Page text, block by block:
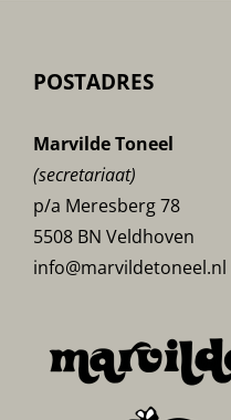
POSTADRES
Marvilde Toneel
(secretariaat)
p/a Meresberg 78
5508 BN Veldhoven
info@marvildetoneel.nl